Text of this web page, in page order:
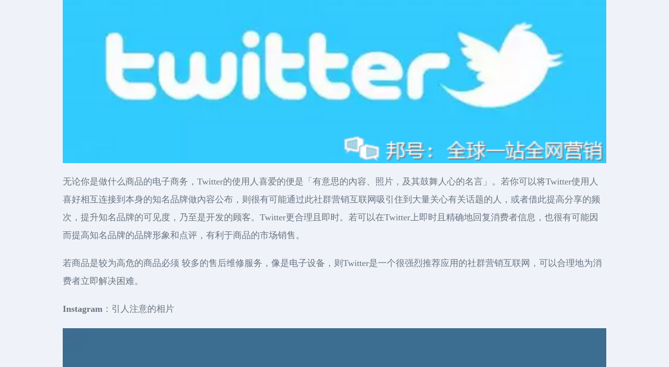
无论你是做什么商品的电子商务，Twitter的使用人喜爱的便是「有意思的內容、照片，及其鼓舞人心的名言」。若你可以将Twitter使用人
喜好相互连接到本身的知名品牌做內容公布，则很有可能通过此社群营销互联网吸引住到大量关心有关话题的人，或者借此提高分享的频
次，提升知名品牌的可见度，乃至是开发的顾客。Twitter更合理且即时。若可以在Twitter上即时且精确地回复消费者信息，也很有可能因
而提高知名品牌的品牌形象和点评，有利于商品的市场销售。
若商品是较为高危的商品必须 较多的售后维修服务，像是电子设备，则Twitter是一个很强烈推荐应用的社群营销互联网，可以合理地为消
费者立即解决困难。
Instagram ：引人注意的相片